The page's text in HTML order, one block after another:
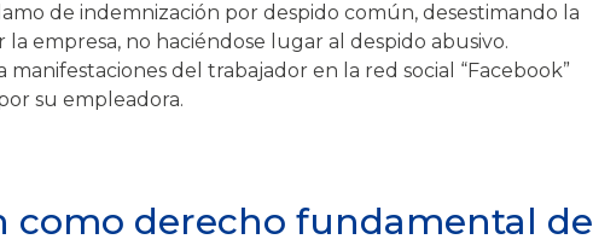
de indemnización por despido común, desestimando la
empresa, no haciéndose lugar al despido abusivo.
del trabajador en la red social “Facebook”
su empleadora.
como derecho fundamental de